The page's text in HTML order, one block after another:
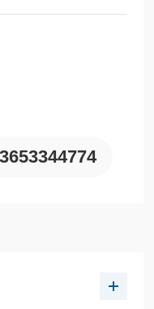
、制药、造纸等行业的